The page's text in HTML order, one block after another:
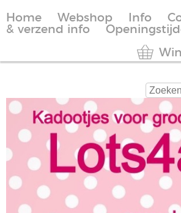
Home Webshop Info
& verzend info